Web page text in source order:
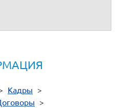
Кадры >
>